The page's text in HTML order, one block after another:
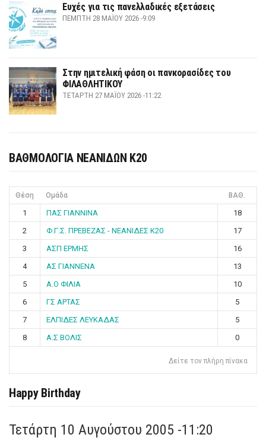
Ευχές για τις πανελλαδικές εξετάσεις
ΠΈΜΠΤΗ 28 ΜΑΪ́ΟΥ 2026 -9:09
Στην ημιτελική φάση οι πανκορασίδες του
ΦΙΛΑΘΛΗΤΙΚΟΥ
ΤΕΤΆΡΤΗ 27 ΜΑΪ́ΟΥ 2026 -11:22
ΒΑΘΜΟΛΟΓΙΑ ΝΕΑΝΙΔΩΝ Κ20
Θέση Ομάδα ΒΑΘ.
1 ΠΑΣ ΓΙΑΝΝΙΝΑ
18
2
Φ.Γ.Σ. ΠΡΕΒΕΖΑΣ - ΝΕΑΝΙΔΕΣ Κ20
17
3
ΑΣΠ ΕΡΜΗΣ
16
4
ΑΣ ΓΙΑΝΝΕΝΑ
13
5
Α.Ο ΦΙΛΙΑ
10
6
ΓΣ ΑΡΤΑΣ
5
7
ΕΛΠΙΔΕΣ ΛΕΥΚΑΔΑΣ
5
8
Α.Σ ΒΟΛΙΣ 0
Δείτε τον πλήρη πίνακα
Happy Birthday
Τετάρτη 10 Αυγούστου 2005 -11:20